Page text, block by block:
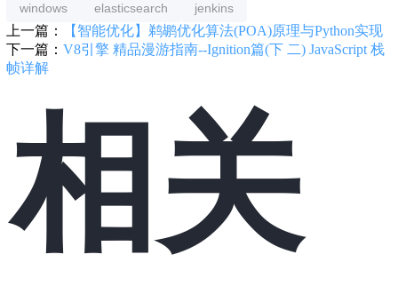
windows elasticsearch jenkins
上一篇：
【智能优化】鹈鹕优化算法(POA)原理与Python实现
下一篇： V8引擎 精品漫游指南--Ignition篇(下 二) JavaScript 栈
帧详解
相关